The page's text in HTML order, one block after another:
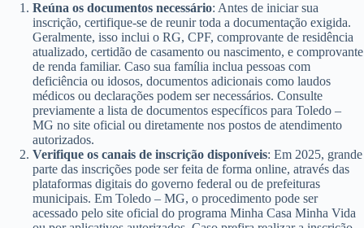
Reúna os documentos necessário: Antes de iniciar sua
inscrição, certifique-se de reunir toda a documentação exigida.
Geralmente, isso inclui o RG, CPF, comprovante de residência
atualizado, certidão de casamento ou nascimento, e comprovante
de renda familiar. Caso sua família inclua pessoas com
deficiência ou idosos, documentos adicionais como laudos
médicos ou declarações podem ser necessários. Consulte
previamente a lista de documentos específicos para Toledo –
MG no site oficial ou diretamente nos postos de atendimento
autorizados.
Verifique os canais de inscrição disponíveis: Em 2025, grande
parte das inscrições pode ser feita de forma online, através das
plataformas digitais do governo federal ou de prefeituras
municipais. Em Toledo – MG, o procedimento pode ser
acessado pelo site oficial do programa Minha Casa Minha Vida